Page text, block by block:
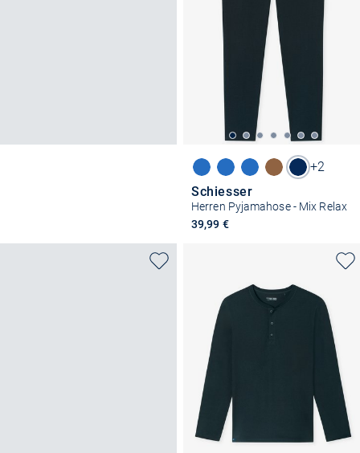
+2
Schiesser
Herren Pyjamahose - Mix Relax
39,99 €